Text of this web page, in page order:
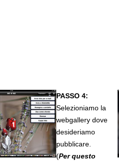
PASSO 4:
Selezioniamo la
webgallery dove
desideriamo
pubblicare.
(Per questo